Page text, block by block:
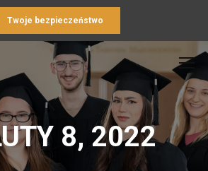
Twoje bezpieczeństwo
8, 2022